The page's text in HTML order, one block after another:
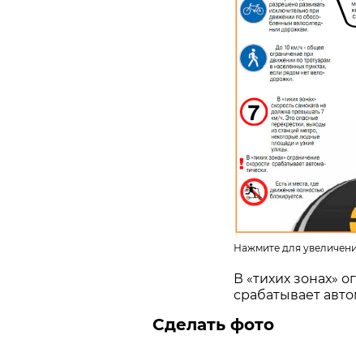
Нажмите для
В «тихих зонах»
срабатывает
Сделать фото